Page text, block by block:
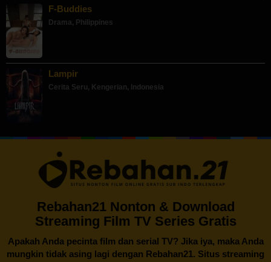
F-Buddies
Drama, Philippines
Lampir
Cerita Seru, Kengerian, Indonesia
Rebahan21 Nonton & Download
Streaming Film TV Series Gratis
Apakah Anda pecinta film dan serial TV? Jika iya, maka Anda
mungkin tidak asing lagi dengan Rebahan21. Situs streaming